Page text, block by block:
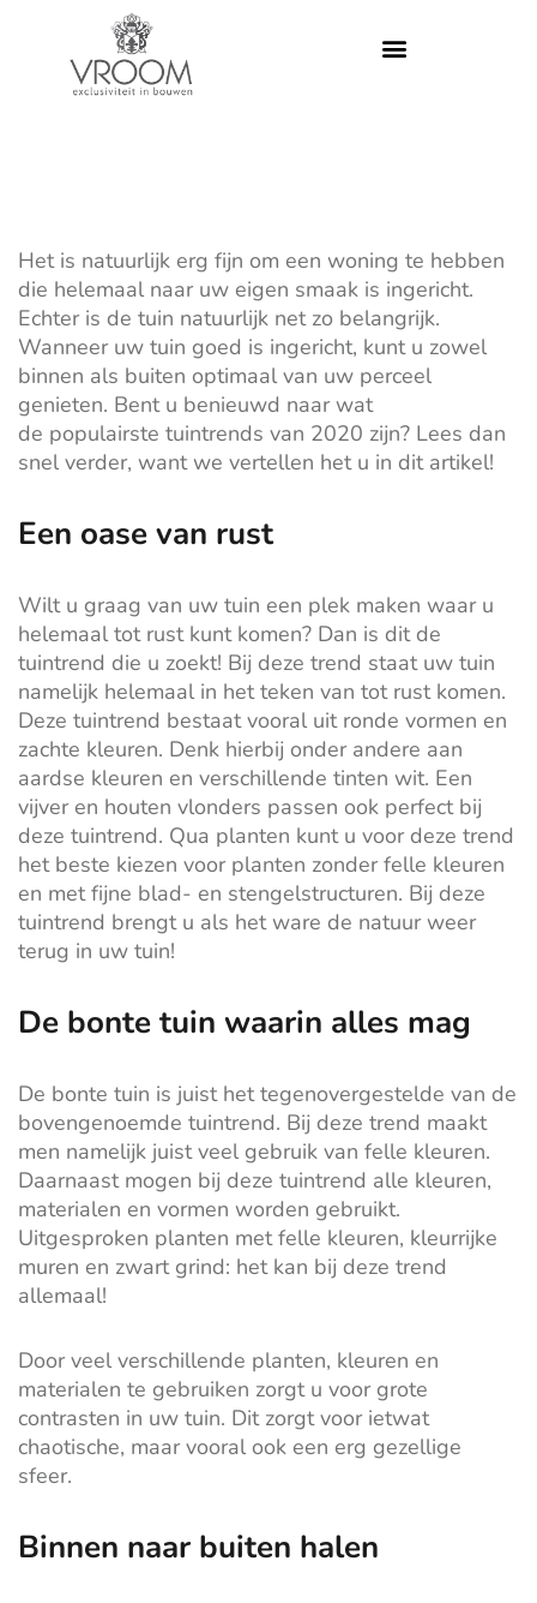
Het is natuurlijk erg fijn om een woning te hebben
die helemaal naar uw eigen smaak is ingericht.
Echter is de tuin natuurlijk net zo belangrijk.
Wanneer uw tuin goed is ingericht, kunt u zowel
binnen als buiten optimaal van uw perceel
genieten. Bent u benieuwd naar wat
de populairste tuintrends van 2020 zijn? Lees dan
snel verder, want we vertellen het u in dit artikel!
Een oase van rust
Wilt u graag van uw tuin een plek maken waar u
helemaal tot rust kunt komen? Dan is dit de
tuintrend die u zoekt! Bij deze trend staat uw tuin
namelijk helemaal in het teken van tot rust komen.
Deze tuintrend bestaat vooral uit ronde vormen en
zachte kleuren. Denk hierbij onder andere aan
aardse kleuren en verschillende tinten wit. Een
vijver en houten vlonders passen ook perfect bij
deze tuintrend. Qua planten kunt u voor deze trend
het beste kiezen voor planten zonder felle kleuren
en met fijne blad- en stengelstructuren. Bij deze
tuintrend brengt u als het ware de natuur weer
terug in uw tuin!
De bonte tuin waarin alles mag
De bonte tuin is juist het tegenovergestelde van de
bovengenoemde tuintrend. Bij deze trend maakt
men namelijk juist veel gebruik van felle kleuren.
Daarnaast mogen bij deze tuintrend alle kleuren,
materialen en vormen worden gebruikt.
Uitgesproken planten met felle kleuren, kleurrijke
muren en zwart grind: het kan bij deze trend
allemaal!
Door veel verschillende planten, kleuren en
materialen te gebruiken zorgt u voor grote
contrasten in uw tuin. Dit zorgt voor ietwat
chaotische, maar vooral ook een erg gezellige
sfeer.
Binnen naar buiten halen